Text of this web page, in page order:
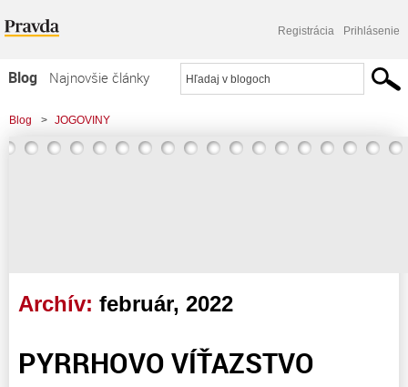
Registrácia Prihlásenie
Blog
Najnovšie články
Najčítanejšie články
Najkomentovanejšie články
Blog > JOGOVINY
> PYRRHOVO VÍŤAZSTVO SEDEMDESIATICHDEVIATICH NAD MILIÓNMI
Archív: február, 2022
PYRRHOVO VÍŤAZSTVO